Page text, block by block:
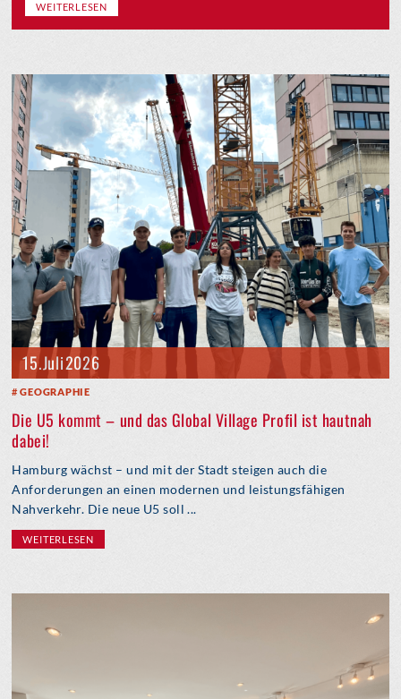
WEITERLESEN
15. Juli 2026
GEOGRAPHIE
Die U5 kommt – und das Global Village Profil ist hautnah
dabei!
Hamburg wächst – und mit der Stadt steigen auch die
Anforderungen an einen modernen und leistungsfähigen
Nahverkehr. Die neue U5 soll ...
WEITERLESEN